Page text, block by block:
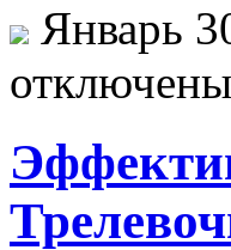
Январь
отключены